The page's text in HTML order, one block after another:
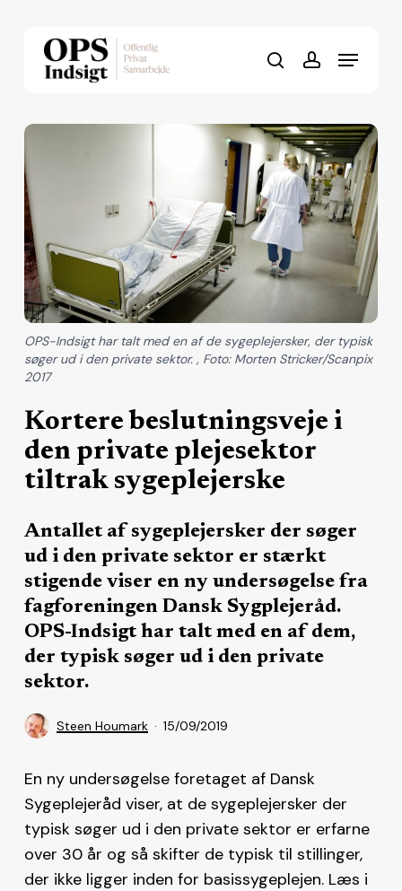
searchaccount
Menu
Kortere beslutningsveje i
den private plejesektor
tiltrak sygeplejerske
Antallet af sygeplejersker der søger
ud i den private sektor er stærkt
stigende viser en ny undersøgelse fra
fagforeningen Dansk Sygplejeråd.
OPS-Indsigt har talt med en af dem,
der typisk søger ud i den private
sektor.
Steen Houmark 15/09/2019
OPS-Indsigt har talt med en af de sygeplejersker, der typisk
søger ud i den private sektor. , Foto: Morten Stricker/Scanpix
2017
En ny undersøgelse foretaget af Dansk
Sygeplejeråd viser, at de sygeplejersker der
typisk søger ud i den private sektor er erfarne
over 30 år og så skifter de typisk til stillinger,
der ikke ligger inden for basissygeplejen. Læs i
Close